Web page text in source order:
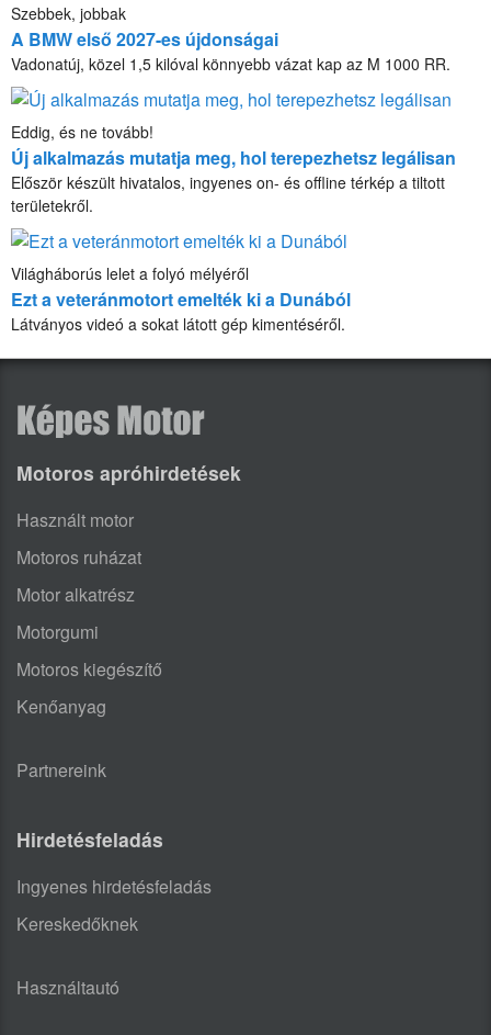
Szebbek, jobbak
A BMW első 2027-es újdonságai
Vadonatúj, közel 1,5 kilóval könnyebb vázat kap az M 1000 RR.
Eddig, és ne tovább!
Új alkalmazás mutatja meg, hol terepezhetsz legálisan
Először készült hivatalos, ingyenes on- és offline térkép a tiltott
területekről.
Világháborús lelet a folyó mélyéről
Ezt a veteránmotort emelték ki a Dunából
Látványos videó a sokat látott gép kimentéséről.
Motoros apróhirdetések
Használt motor
Motoros ruházat
Motor alkatrész
Motorgumi
Motoros kiegészítő
Kenőanyag
Partnereink
Hirdetésfeladás
Ingyenes hirdetésfeladás
Kereskedőknek
Használtautó